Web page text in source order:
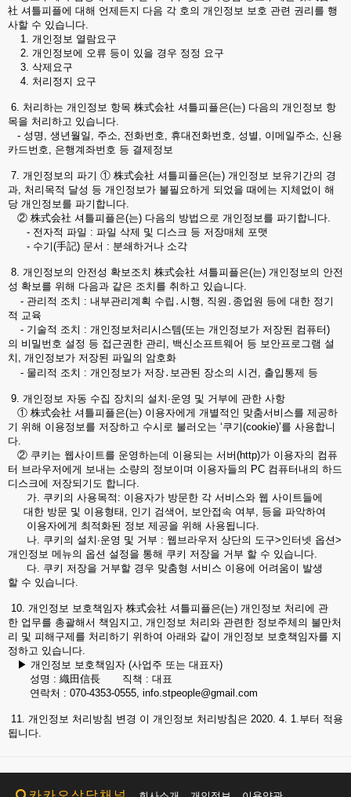
社 셔틀피플에 대해 언제든지 다음 각 호의 개인정보 보호 관련 권리를 행
사할 수 있습니다.
1. 개인정보 열람요구
2. 개인정보에 오류 등이 있을 경우 정정 요구
3. 삭제요구
4. 처리정지 요구
6. 처리하는 개인정보 항목 株式会社 셔틀피플은(는) 다음의 개인정보 항
목을 처리하고 있습니다.
- 성명, 생년월일, 주소, 전화번호, 휴대전화번호, 성별, 이메일주소, 신용
카드번호, 은행계좌번호 등 결제정보
7. 개인정보의 파기 ① 株式会社 셔틀피플은(는) 개인정보 보유기간의 경
과, 처리목적 달성 등 개인정보가 불필요하게 되었을 때에는 지체없이 해
당 개인정보를 파기합니다.
② 株式会社 셔틀피플은(는) 다음의 방법으로 개인정보를 파기합니다.
- 전자적 파일 : 파일 삭제 및 디스크 등 저장매체 포맷
- 수기(手記) 문서 : 분쇄하거나 소각
8. 개인정보의 안전성 확보조치 株式会社 셔틀피플은(는) 개인정보의 안전
성 확보를 위해 다음과 같은 조치를 취하고 있습니다.
- 관리적 조치 : 내부관리계획 수립․시행, 직원․종업원 등에 대한 정기
적 교육
- 기술적 조치 : 개인정보처리시스템(또는 개인정보가 저장된 컴퓨터)
의 비밀번호 설정 등 접근권한 관리, 백신소프트웨어 등 보안프로그램 설
치, 개인정보가 저장된 파일의 암호화
- 물리적 조치 : 개인정보가 저장․보관된 장소의 시건, 출입통제 등
9. 개인정보 자동 수집 장치의 설치∙운영 및 거부에 관한 사항
① 株式会社 셔틀피플은(는) 이용자에게 개별적인 맞춤서비스를 제공하
기 위해 이용정보를 저장하고 수시로 불러오는 ‘쿠기(cookie)’를 사용합니
다.
② 쿠키는 웹사이트를 운영하는데 이용되는 서버(http)가 이용자의 컴퓨
터 브라우저에게 보내는 소량의 정보이며 이용자들의 PC 컴퓨터내의 하드
디스크에 저장되기도 합니다.
가. 쿠키의 사용목적: 이용자가 방문한 각 서비스와 웹 사이트들에
대한 방문 및 이용형태, 인기 검색어, 보안접속 여부, 등을 파악하여
이용자에게 최적화된 정보 제공을 위해 사용됩니다.
나. 쿠키의 설치∙운영 및 거부 : 웹브라우저 상단의 도구>인터넷 옵션>
개인정보 메뉴의 옵션 설정을 통해 쿠키 저장을 거부 할 수 있습니다.
다. 쿠키 저장을 거부할 경우 맞춤형 서비스 이용에 어려움이 발생
할 수 있습니다.
10. 개인정보 보호책임자 株式会社 셔틀피플은(는) 개인정보 처리에 관
한 업무를 총괄해서 책임지고, 개인정보 처리와 관련한 정보주체의 불만처
리 및 피해구제를 처리하기 위하여 아래와 같이 개인정보 보호책임자를 지
정하고 있습니다.
▶ 개인정보 보호책임자 (사업주 또는 대표자)
성명 : 織田信長 직책 : 대표
연락처 : 070-4353-0555, info.stpeople@gmail.com
11. 개인정보 처리방침 변경 이 개인정보 처리방침은 2020. 4. 1.부터 적용
됩니다.